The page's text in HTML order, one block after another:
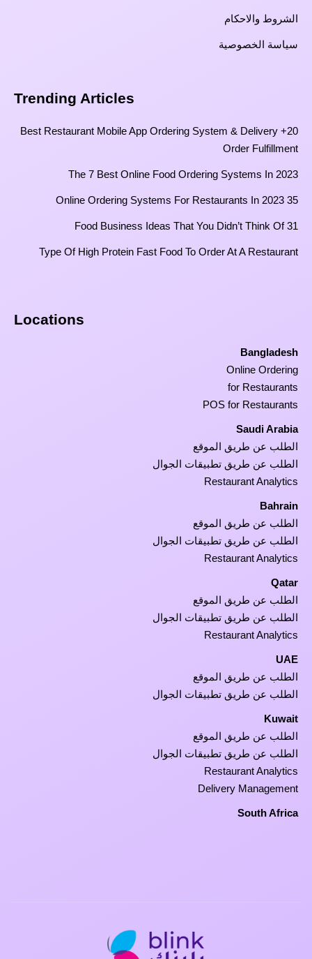
الشروط والاحكام
سياسة الخصوصية
Trending Articles
20+ Best Restaurant Mobile App Ordering System & Delivery
Order Fulfillment
The 7 Best Online Food Ordering Systems In 2023
35 Online Ordering Systems For Restaurants In 2023
31 Food Business Ideas That You Didn’t Think Of
Type Of High Protein Fast Food To Order At A Restaurant
Locations
Bangladesh
Online Ordering
for Restaurants
POS for Restaurants
Saudi Arabia
الطلب عن طريق الموقع
الطلب عن طريق تطبيقات الجوال
Restaurant Analytics
Bahrain
الطلب عن طريق الموقع
الطلب عن طريق تطبيقات الجوال
Restaurant Analytics
Qatar
الطلب عن طريق الموقع
الطلب عن طريق تطبيقات الجوال
Restaurant Analytics
UAE
الطلب عن طريق الموقع
الطلب عن طريق تطبيقات الجوال
Kuwait
الطلب عن طريق الموقع
الطلب عن طريق تطبيقات الجوال
Restaurant Analytics
Delivery Management
South Africa